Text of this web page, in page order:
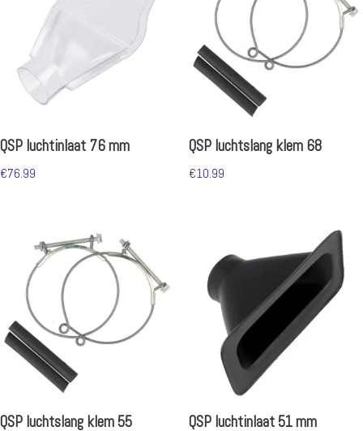
QSP luchtinlaat 76 mm
€76.99
QSP luchtslang klem 68
€10.99
QSP luchtslang klem 55 QSP luchtinlaat 51 mm